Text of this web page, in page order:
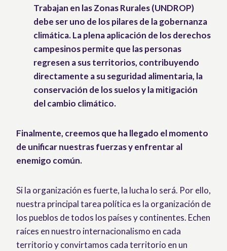
Trabajan en las Zonas Rurales (UNDROP)
debe ser uno de los pilares de la gobernanza
climática. La plena aplicación de los derechos
campesinos permite que las personas
regresen a sus territorios, contribuyendo
directamente a su seguridad alimentaria, la
conservación de los suelos y la mitigación
del cambio climático.
Finalmente, creemos que ha llegado el momento
de unificar nuestras fuerzas y enfrentar al
enemigo común.
Si la organización es fuerte, la lucha lo será. Por ello,
nuestra principal tarea política es la organización de
los pueblos de todos los países y continentes. Echen
raíces en nuestro internacionalismo en cada
territorio y convirtamos cada territorio en un